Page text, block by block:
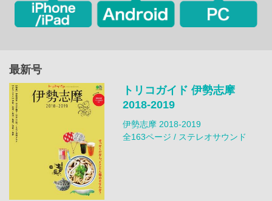
最新号
トリコガイド 伊勢志摩
2018-2019
伊勢志摩 2018-2019
全163ページ / ステレオサウンド